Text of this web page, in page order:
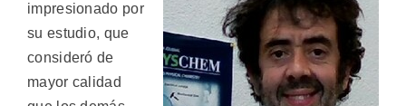
impresionado por
su estudio, que
consideró de
mayor calidad